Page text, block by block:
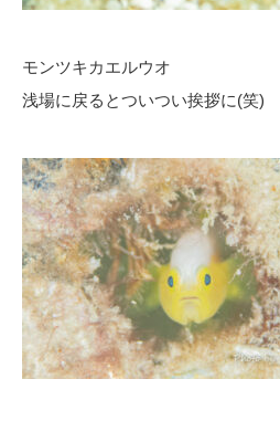
モンツキカエルウオ
浅場に戻るとついつい挨拶に(笑)